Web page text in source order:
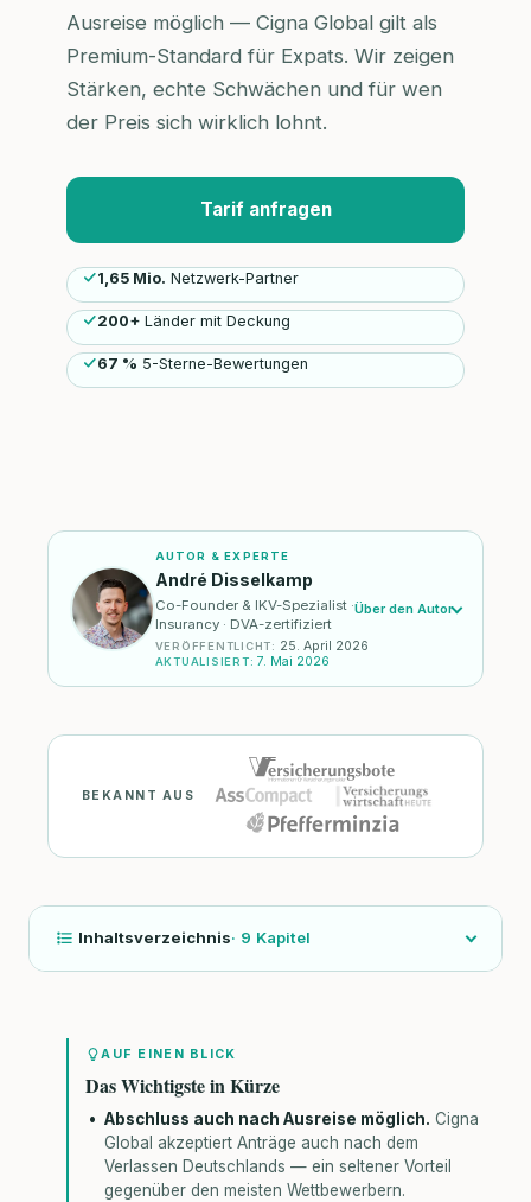
Ausreise möglich — Cigna Global gilt als
Premium-Standard für Expats. Wir zeigen
Stärken, echte Schwächen und für wen
der Preis sich wirklich lohnt.
Tarif anfragen
1,65 Mio. Netzwerk-Partner
200+ Länder mit Deckung
67 % 5-Sterne-Bewertungen
AUTOR & EXPERTE
André Disselkamp
Co-Founder & IKV-Spezialist ·
Insurancy · DVA-zertifiziert
VERÖFFENTLICHT: 25. April 2026
AKTUALISIERT: 7. Mai 2026
Über den Autor
BEKANNT AUS
Inhaltsverzeichnis· 9 Kapitel
AUF EINEN BLICK
Das Wichtigste in Kürze
Abschluss auch nach Ausreise möglich. Cigna
Global akzeptiert Anträge auch nach dem
Verlassen Deutschlands — ein seltener Vorteil
gegenüber den meisten Wettbewerbern.